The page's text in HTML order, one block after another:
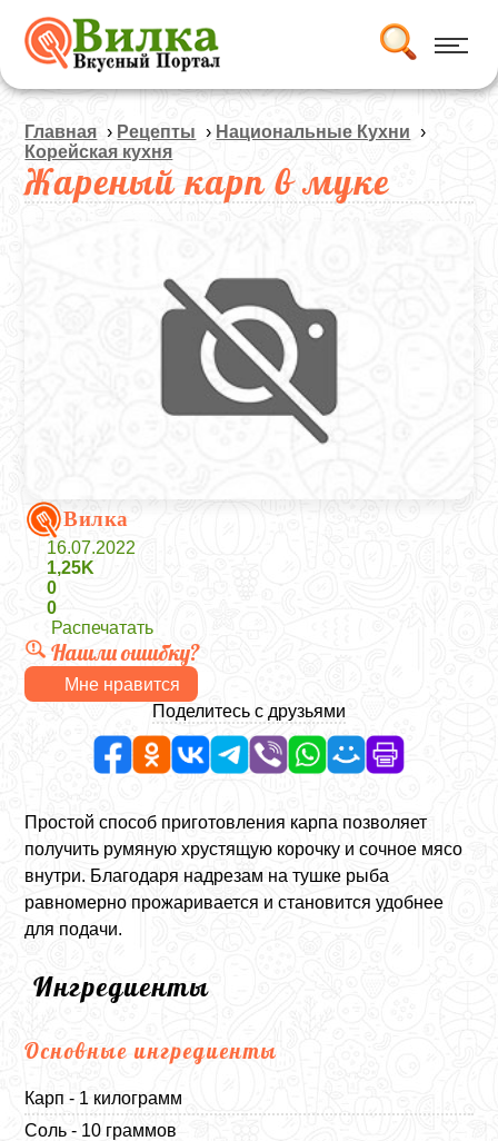
Главная › Рецепты › Национальные Кухни ›
Корейская кухня
Жареный карп в муке
Вилка
16.07.2022
1,25K
0
0
Распечатать
Нашли ошибку?
Мне нравится
Поделитесь с друзьями
Простой способ приготовления карпа позволяет
получить румяную хрустящую корочку и сочное мясо
внутри. Благодаря надрезам на тушке рыба
равномерно прожаривается и становится удобнее
для подачи.
Ингредиенты
Основные ингредиенты
Карп - 1 килограмм
Соль - 10 граммов